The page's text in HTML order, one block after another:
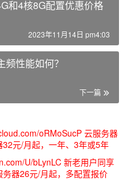
和4核8G配置优惠价格
2023年11月14日 pm4:03
性能如何？
下一篇
oRMoSucP 云服务器
元/月起，一年、3年或5年
U/bLynLC 新老用户同享
器26元/月起，多配置报价